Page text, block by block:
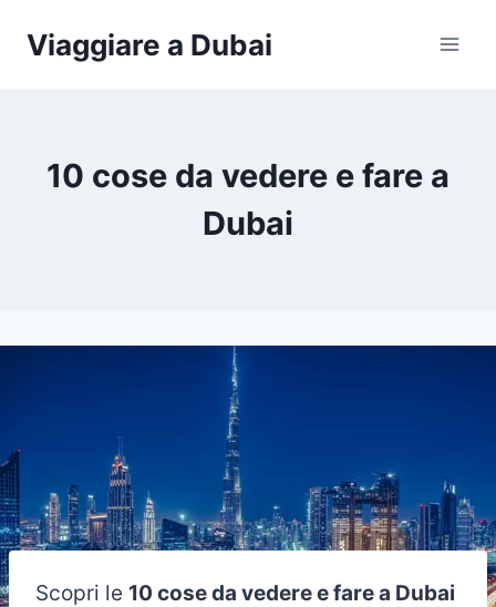
Viaggiare a Dubai
10 cose da vedere e fare a
Dubai
Scopri le 10 cose da vedere e fare a Dubai